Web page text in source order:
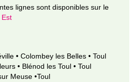
lignes sont disponibles sur le
• Colombey les Belles • Toul
• Blénod les Toul • Toul
Meuse •Toul